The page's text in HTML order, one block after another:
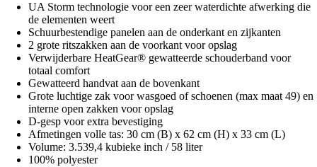
UA Storm technologie voor een zeer waterdichte afwerking die
de elementen weert
Schuurbestendige panelen aan de onderkant en zijkanten
2 grote ritszakken aan de voorkant voor opslag
Verwijderbare HeatGear® gewatteerde schouderband voor
totaal comfort
Gewatteerd handvat aan de bovenkant
Grote luchtige zak voor wasgoed of schoenen (max maat 49) en
interne open zakken voor opslag
D-gesp voor extra bevestiging
Afmetingen volle tas: 30 cm (B) x 62 cm (H) x 33 cm (L)
Volume: 3.539,4 kubieke inch / 58 liter
100% polyester